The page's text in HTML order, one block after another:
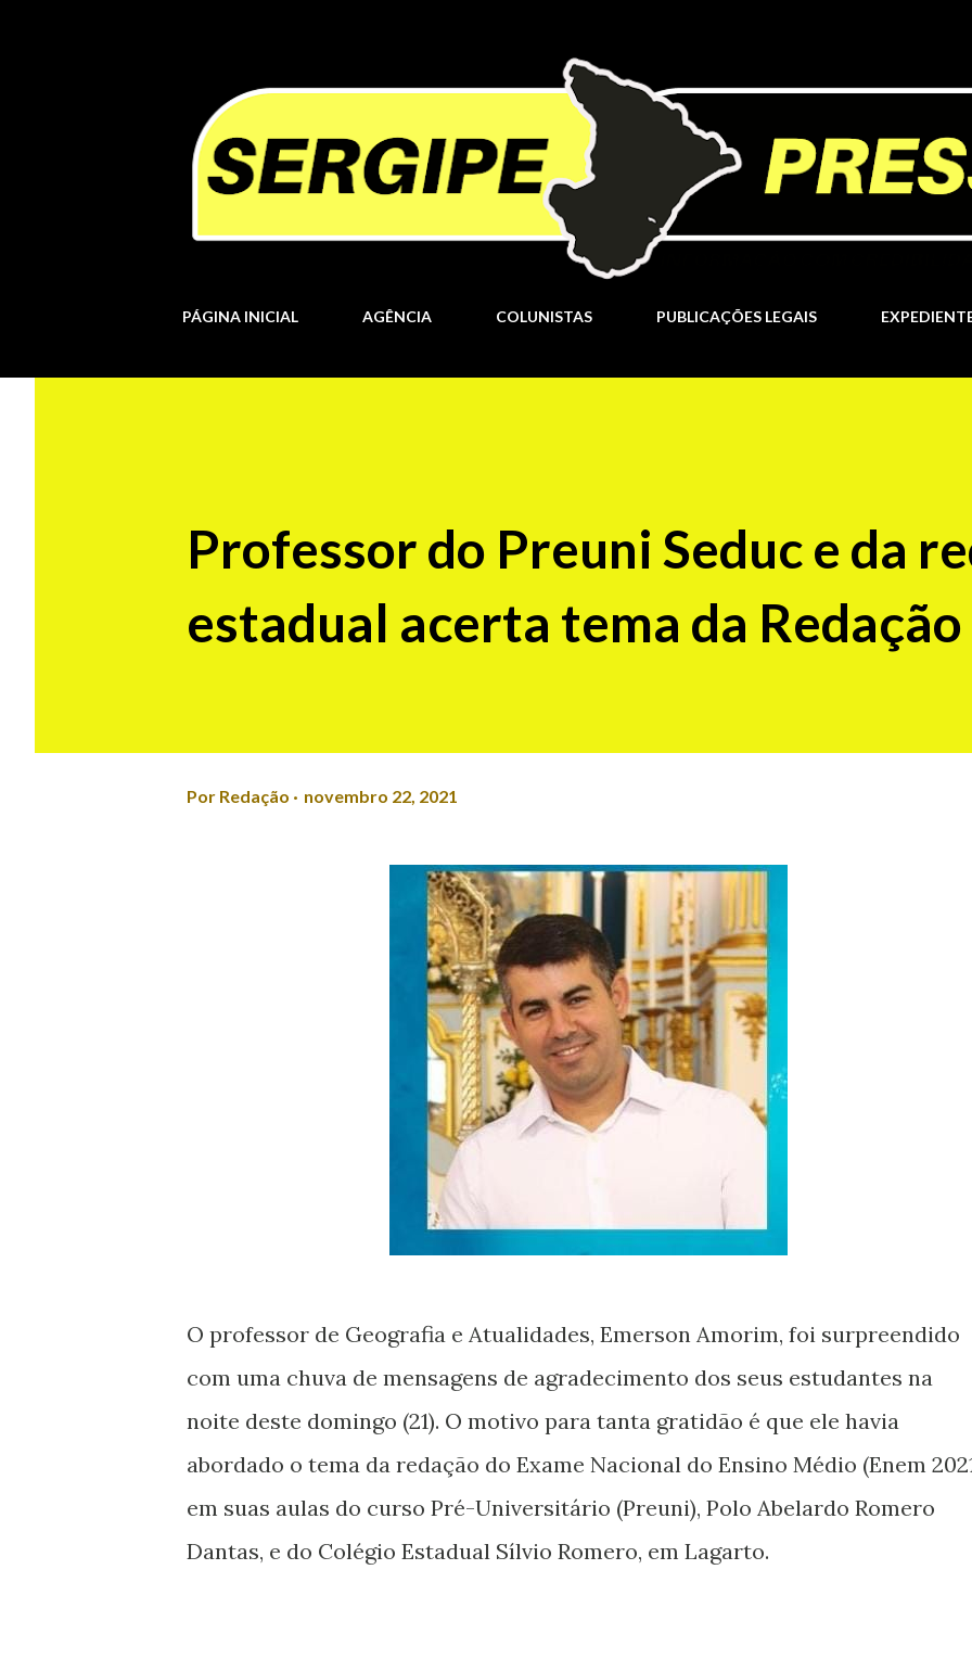
PÁGINA INICIAL AGÊNCIA COLUNISTAS PUBLICAÇÕES LEGAIS
Professor do Preuni Seduc e da
estadual acerta tema da Redação
Por Redação novembro 22, 2021
O professor de Geografia e Atualidades, Emerson Amorim, foi surpreendido
com uma chuva de mensagens de agradecimento dos seus estudantes na
noite deste domingo (21). O motivo para tanta gratidão é que ele havia
abordado o tema da redação do Exame Nacional do Ensino Médio (Enem
em suas aulas do curso Pré-Universitário (Preuni), Polo Abelardo Romero
Dantas, e do Colégio Estadual Sílvio Romero, em Lagarto.